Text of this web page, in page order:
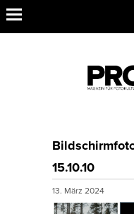
15.10.10
13. März 2024